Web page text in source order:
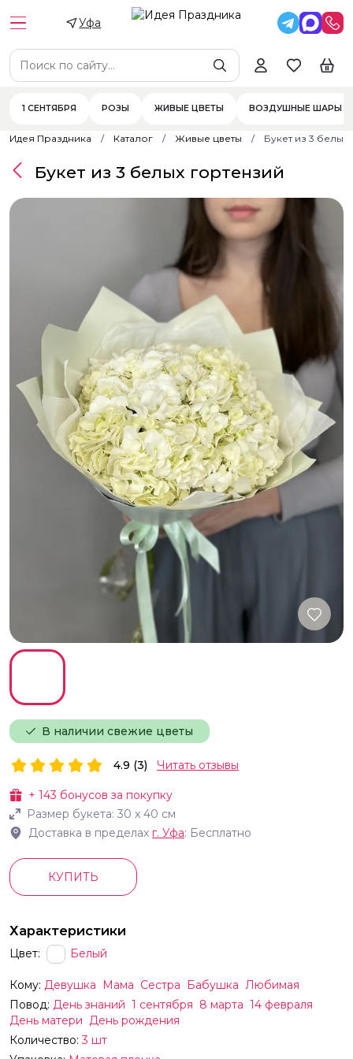
Уфа
1 СЕНТЯБРЯ РОЗЫ ЖИВЫЕ ЦВЕТЫ ВОЗДУШНЫЕ ШАРЫ
Идея Праздника Каталог Живые цветы Букет из 3 белых
В наличии свежие цветы
Букет из 3 белых гортензий
+ 143 бонусов за покупку
Размер букета: 30 х 40 см
Доставка в пределах г. Уфа: Бесплатно
4.9 (3) Читать отзывы
КУПИТЬ
Характеристики
Цвет: Белый
Кому: Девушка Мама Сестра Бабушка Любимая
Повод: День знаний 1 сентября 8 марта 14 февраля
День матери День рождения
Количество: 3 шт